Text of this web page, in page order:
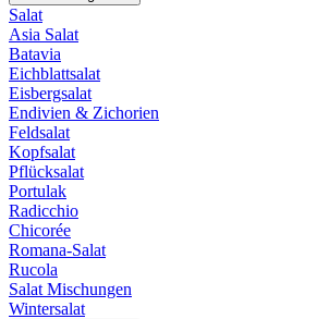
Salat
Asia Salat
Batavia
Eichblattsalat
Eisbergsalat
Endivien & Zichorien
Feldsalat
Kopfsalat
Pflücksalat
Portulak
Radicchio
Chicorée
Romana-Salat
Rucola
Salat Mischungen
Wintersalat